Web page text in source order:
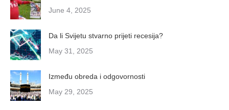
June 4, 2025
Da li Svijetu stvarno prijeti recesija?
May 31, 2025
Između obreda i odgovornosti
May 29, 2025